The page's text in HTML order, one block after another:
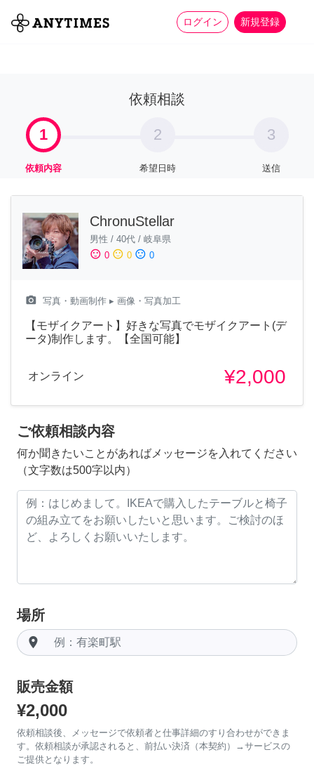
ログイン 新規登録
全て 家事 more_horiz
依頼相談
1
依頼内容
2
希望日時
3
送信
ChronuStellar
男性 / 40代 / 岐阜県
sentiment_satisfied 0 sentiment_neutral 0 sentiment_dissatisfied 0
camera_alt 写真・動画制作 ▸ 画像・写真加工
【モザイクアート】好きな写真でモザイクアート(デ
ータ)制作します。【全国可能】
オンライン ¥2,000
ご依頼相談内容
何か聞きたいことがあればメッセージを入れてください
（文字数は500字以内）
場所
room
販売金額
¥2,000
依頼相談後、メッセージで依頼者と仕事詳細のすり合わせができま
す。依頼相談が承認されると、前払い決済（本契約）→サービスの
ご提供となります。